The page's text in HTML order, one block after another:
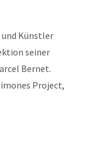
und Künstler
seiner
Bernet.
Project,